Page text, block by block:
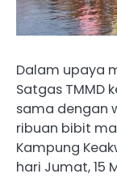
Dalam upaya
Satgas TMMD
sama dengan
ribuan bibit
Kampung
hari Jumat, 15